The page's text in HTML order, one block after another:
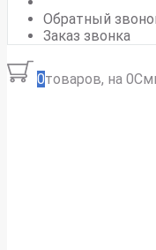
Обратный
Заказ звонка
0товаров, на